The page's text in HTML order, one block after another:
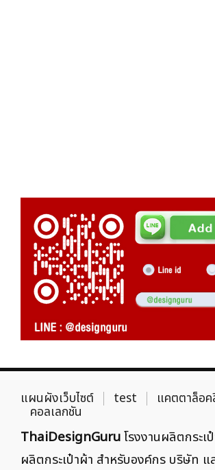
แผนผังเว็บไซต์ test แคตตาล็อ
คอลเลกชัน
ThaiDesignGuruโรงงานผลิตกระเ
ผลิตกระเป๋าผ้า สำหรับองค์กร บริษัท แ